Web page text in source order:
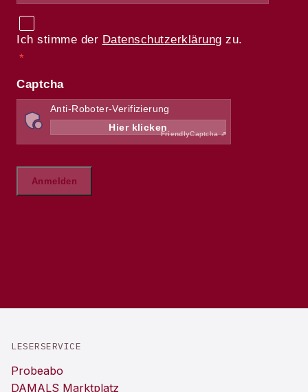
LESERSERVICE
Probeabo
DAMALS Marktplatz